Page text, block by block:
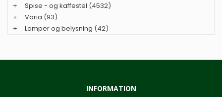
+
Spise - og kaffestel (4532)
+
Varia (93)
+
Lamper og belysning (42)
INFORMATION